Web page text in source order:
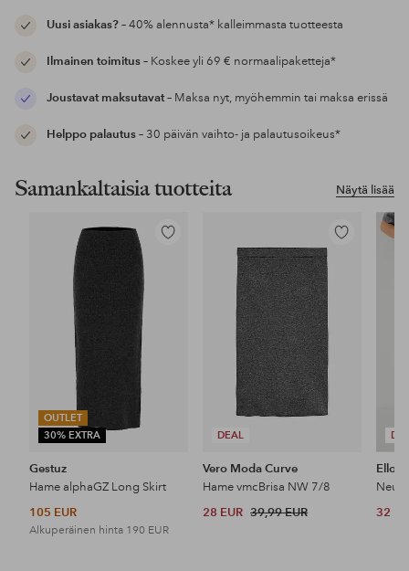
Uusi asiakas?– 40% alennusta* kalleimmasta tuotteesta
Ilmainen toimitus– Koskee yli 69 € normaalipaketteja*
Joustavat maksutavat– Maksa nyt, myöhemmin tai maksa erissä
Helppo palautus– 30 päivän vaihto- ja palautusoikeus*
Näytä lisää
Samankaltaisia tuotteita
OUTLET
30% EXTRA
Lisää
Gestuz
Hame alphaGZ Long Skirt
105 EUR
Alkuperäinen hinta 190 EUR
DEAL
Lisää
Vero Moda Curve
Hame vmcBrisa NW 7/8
28 EUR 39,99 EUR
Ellos
32